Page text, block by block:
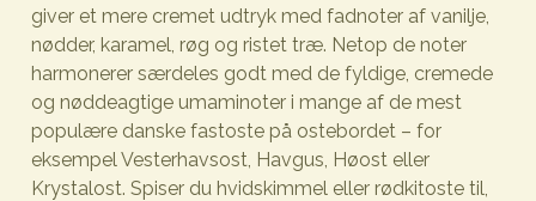
giver et mere cremet udtryk med fadnoter af vanilje,
nødder, karamel, røg og ristet træ. Netop de noter
harmonerer særdeles godt med de fyldige, cremede
og nøddeagtige umaminoter i mange af de mest
populære danske fastoste på ostebordet – for
eksempel Vesterhavsost, Havgus, Høost eller
Krystalost. Spiser du hvidskimmel eller rødkitoste til,